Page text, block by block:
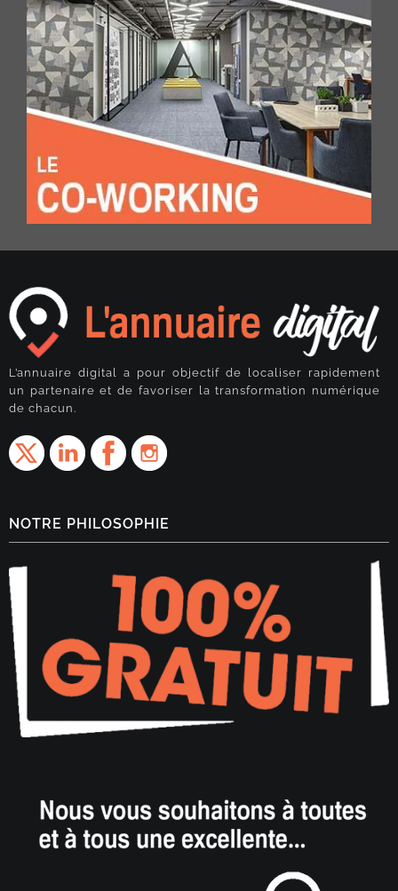
L’annuaire digital a pour objectif de localiser rapidement
un partenaire et de favoriser la transformation numérique
de chacun.
NOTRE PHILOSOPHIE